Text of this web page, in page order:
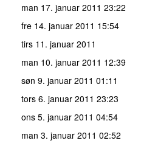
man 17. januar 2011 23:22
fre 14. januar 2011 15:54
tirs 11. januar 2011
man 10. januar 2011 12:39
søn 9. januar 2011 01:11
tors 6. januar 2011 23:23
ons 5. januar 2011 04:54
man 3. januar 2011 02:52